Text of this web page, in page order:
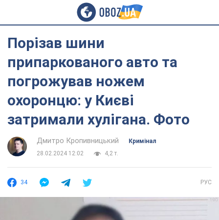
Порізав шини
припаркованого авто та
погрожував ножем
охоронцю: у Києві
затримали хулігана. Фото
Дмитро Кропивницький
Кримінал
28.02.2024 12:02
4,2 т.
34 РУС